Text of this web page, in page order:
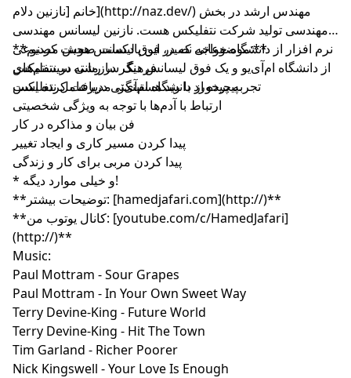
خانم [نازنین دلام](http://naz.dev/) مهندس ارشد در بخش
مهندسی تولید شرکت نتفلیکس هست. نازنین لیسانس مهندسی
نرم افزار از دانشگاه خواجه نصیر، فوق لیسانس هوش مصنوعی
از دانشگاه ام‌آی‌یو و یک فوق لیسانس دیگر در رشته سیستم‌های
پیچیده از دانشگاه ام‌آی‌تی دریافت کرده است.
**موضوعاتی که در این پادکست صحبت کردیم:**
فرهنگ سازمانی در نتفلیکس
تجربه برخورد با رید هستینگز، مدیرعامل نتفلیکس
ارتباط با آدم‌ها با توجه به ویژگی شخصیتی
فن بیان و مذاکره در کار
پیدا کردن مسیر کاری و ایجاد تغییر
پیدا کردن مربی برای کار و زندگی
* و خیلی موارد دیگه!
**توضیحات بیشتر: [hamedjafari.com](http://)**
**کانال یوتوب من: [youtube.com/c/HamedJafari]
(http://)**
Music:
Paul Mottram - Sour Grapes
Paul Mottram - In Your Own Sweet Way
Terry Devine-King - Future World
Terry Devine-King - Hit The Town
Tim Garland - Richer Poorer
Nick Kingswell - Your Love Is Enough